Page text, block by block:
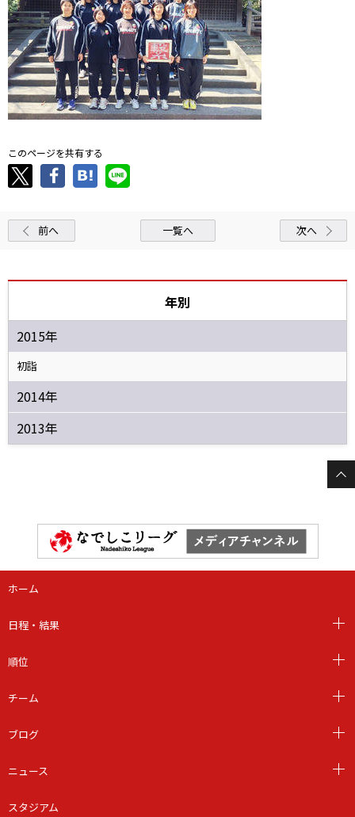
このページを共有する
前へ 一覧へ 次へ
年別
2015年
初詣
2014年
2013年
ホーム
日程・結果
順位
チーム
ブログ
ニュース
スタジアム